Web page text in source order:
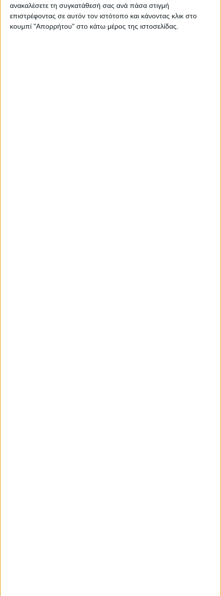
ανακαλέσετε τη συγκατάθεσή σας ανά πάσα στιγμή
επιστρέφοντας σε αυτόν τον ιστότοπο και κάνοντας κλικ στο
κουμπί "Απορρήτου" στο κάτω μέρος της ιστοσελίδας.
ΠΡΟΗΓΟΥΜΕΝΟ ΑΡΘΡΟ ΕΠΟΜΕΝΟ ΑΡΘΡΟ